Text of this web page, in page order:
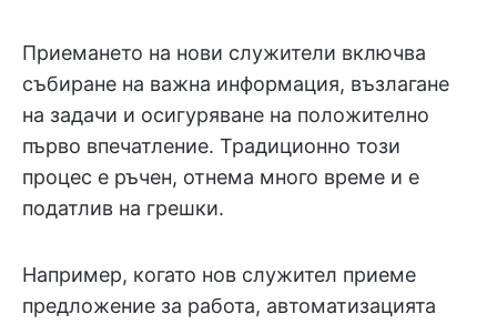
Приемането на нови служители включва
събиране на важна информация, възлагане
на задачи и осигуряване на положително
първо впечатление. Традиционно този
процес е ръчен, отнема много време и е
податлив на грешки.
Например, когато нов служител приеме
предложение за работа, автоматизацията